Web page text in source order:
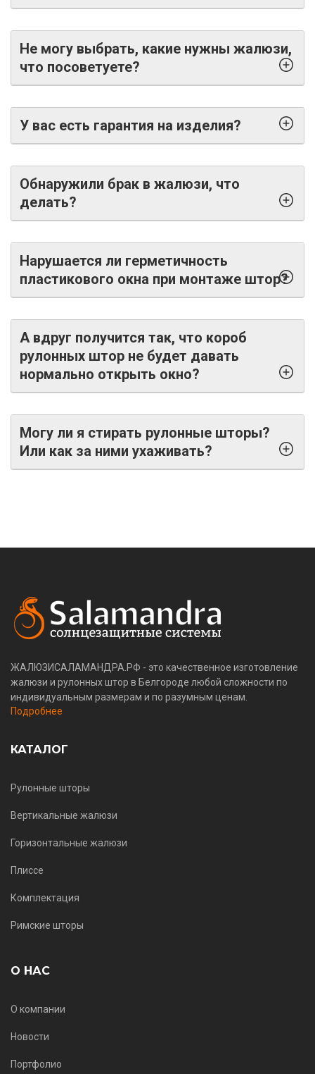
Не могу выбрать, какие нужны жалюзи,
что посоветуете?
У вас есть гарантия на изделия?
Обнаружили брак в жалюзи, что
делать?
Нарушается ли герметичность
пластикового окна при монтаже штор?
А вдруг получится так, что короб
рулонных штор не будет давать
нормально открыть окно?
Могу ли я стирать рулонные шторы?
Или как за ними ухаживать?
ЖАЛЮЗИСАЛАМАНДРА.РФ - это качественное изготовление
жалюзи и рулонных штор в Белгороде любой сложности по
индивидуальным размерам и по разумным ценам.
Подробнее
КАТАЛОГ
Рулонные шторы
Вертикальные жалюзи
Горизонтальные жалюзи
Плиссе
Комплектация
Римские шторы
О НАС
О компании
Новости
Портфолио